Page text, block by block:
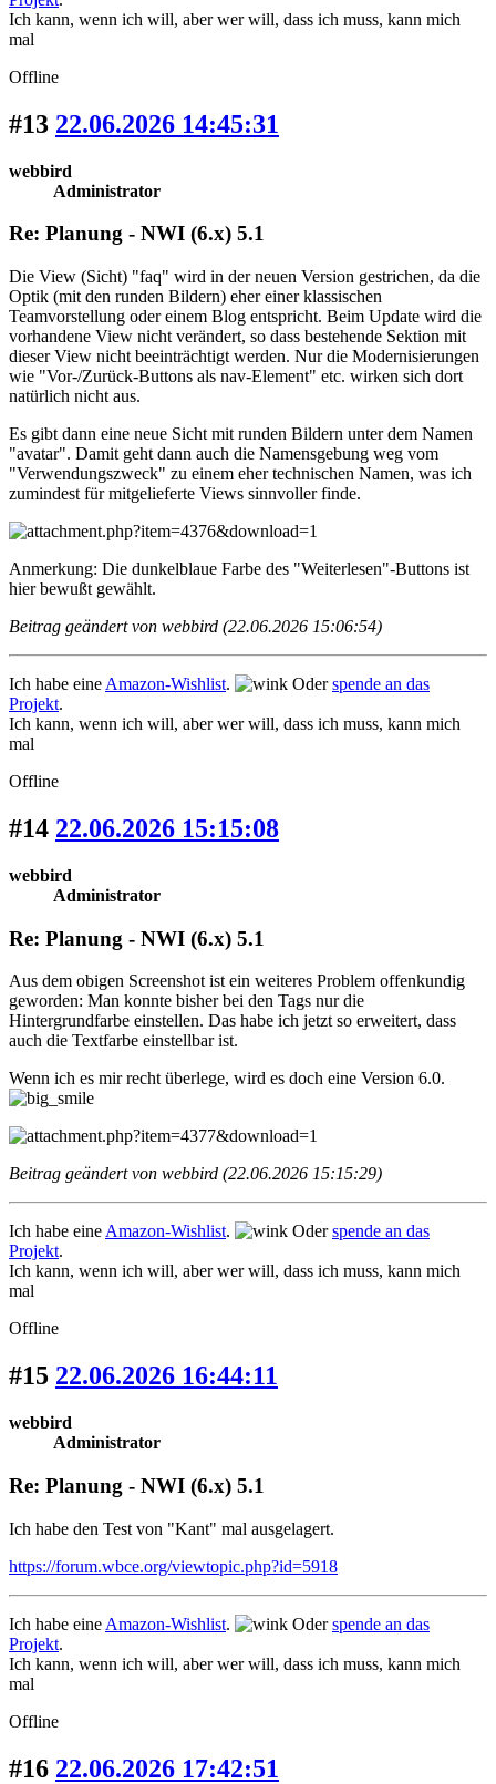
Ich kann, wenn ich will, aber wer will, dass ich muss, kann mich
mal
Offline
#13 22.06.2026 14:45:31
webbird
Administrator
Re: Planung - NWI (6.x) 5.1
Die View (Sicht) "faq" wird in der neuen Version gestrichen, da die
Optik (mit den runden Bildern) eher einer klassischen
Teamvorstellung oder einem Blog entspricht. Beim Update wird die
vorhandene View nicht verändert, so dass bestehende Sektion mit
dieser View nicht beeinträchtigt werden. Nur die Modernisierungen
wie "Vor-/Zurück-Buttons als nav-Element" etc. wirken sich dort
natürlich nicht aus.
Es gibt dann eine neue Sicht mit runden Bildern unter dem Namen
"avatar". Damit geht dann auch die Namensgebung weg vom
"Verwendungszweck" zu einem eher technischen Namen, was ich
zumindest für mitgelieferte Views sinnvoller finde.
Anmerkung: Die dunkelblaue Farbe des "Weiterlesen"-Buttons ist
hier bewußt gewählt.
Beitrag geändert von webbird (22.06.2026 15:06:54)
Ich habe eine Amazon-Wishlist. Oderspende an das
Projekt.
Ich kann, wenn ich will, aber wer will, dass ich muss, kann mich
mal
Offline
#14 22.06.2026 15:15:08
webbird
Administrator
Re: Planung - NWI (6.x) 5.1
Aus dem obigen Screenshot ist ein weiteres Problem offenkundig
geworden: Man konnte bisher bei den Tags nur die
Hintergrundfarbe einstellen. Das habe ich jetzt so erweitert, dass
auch die Textfarbe einstellbar ist.
Wenn ich es mir recht überlege, wird es doch eine Version 6.0.
Beitrag geändert von webbird (22.06.2026 15:15:29)
Ich habe eine Amazon-Wishlist. Oderspende an das
Projekt.
Ich kann, wenn ich will, aber wer will, dass ich muss, kann mich
mal
Offline
#15 22.06.2026 16:44:11
webbird
Administrator
Re: Planung - NWI (6.x) 5.1
Ich habe den Test von "Kant" mal ausgelagert.
https://forum.wbce.org/viewtopic.php?id=5918
Ich habe eine Amazon-Wishlist. Oderspende an das
Projekt.
Ich kann, wenn ich will, aber wer will, dass ich muss, kann mich
mal
Offline
#16 22.06.2026 17:42:51